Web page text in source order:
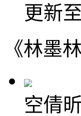
更新
《林墨
空倩